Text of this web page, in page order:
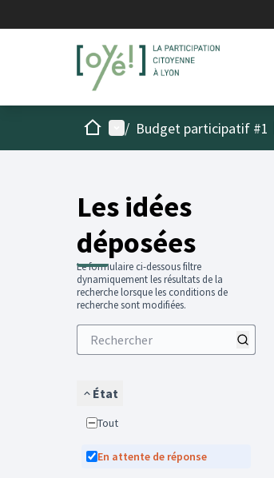
AccueilMenu principal
/ Budget participatif #1
Les idées
déposées
Le formulaire ci-dessous filtre
dynamiquement les résultats de la
recherche lorsque les conditions de
recherche sont modifiées.
État
Tout
En attente de réponse